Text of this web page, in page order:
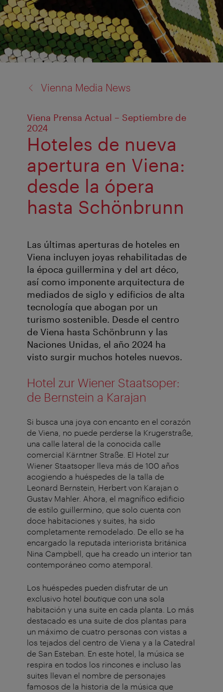
Vienna Media News
Viena Prensa Actual – Septiembre de
2024
Hoteles de nueva
apertura en Viena:
desde la ópera
hasta Schönbrunn
Las últimas aperturas de hoteles en
Viena incluyen joyas rehabilitadas de
la época guillermina y del art déco,
así como imponente arquitectura de
mediados de siglo y edificios de alta
tecnología que abogan por un
turismo sostenible. Desde el centro
de Viena hasta Schönbrunn y las
Naciones Unidas, el año 2024 ha
visto surgir muchos hoteles nuevos.
Hotel zur Wiener Staatsoper:
de Bernstein a Karajan
Si busca una joya con encanto en el corazón
de Viena, no puede perderse la Krugerstraße,
una calle lateral de la conocida calle
comercial Kärntner Straße. El Hotel zur
Wiener Staatsoper lleva más de 100 años
acogiendo a huéspedes de la talla de
Leonard Bernstein, Herbert von Karajan o
Gustav Mahler. Ahora, el magnífico edificio
de estilo guillermino, que solo cuenta con
doce habitaciones y suites, ha sido
completamente remodelado. De ello se ha
encargado la reputada interiorista británica
Nina Campbell, que ha creado un interior tan
contemporáneo como atemporal.
Los huéspedes pueden disfrutar de un
exclusivo hotel boutique con una sola
habitación y una suite en cada planta. Lo más
destacado es una suite de dos plantas para
un máximo de cuatro personas con vistas a
los tejados del centro de Viena y a la Catedral
de San Esteban. En este hotel, la música se
respira en todos los rincones e incluso las
suites llevan el nombre de personajes
famosos de la historia de la música que